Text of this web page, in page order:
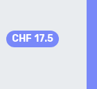
CHF 17.5